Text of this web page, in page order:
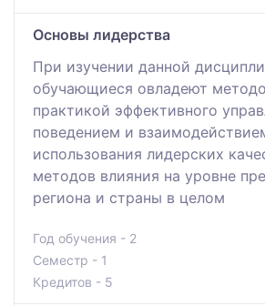
Основы лидерства
При изучении данной
обучающиеся овладеют
практикой эффективного
поведением и
использования лидерских
методов влияния на уровне
региона и страны в целом
Год обучения - 2
Семестр - 1
Кредитов - 5